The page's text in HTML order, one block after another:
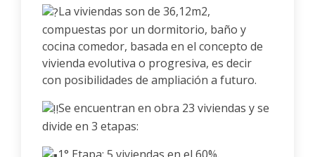
La viviendas son de 36,12m2,
compuestas por un dormitorio, baño y
cocina comedor, basada en el concepto de
vivienda evolutiva o progresiva, es decir
con posibilidades de ampliación a futuro.
Se encuentran en obra 23 viviendas y se
divide en 3 etapas:
1° Etapa: 5 viviendas en el 60%.